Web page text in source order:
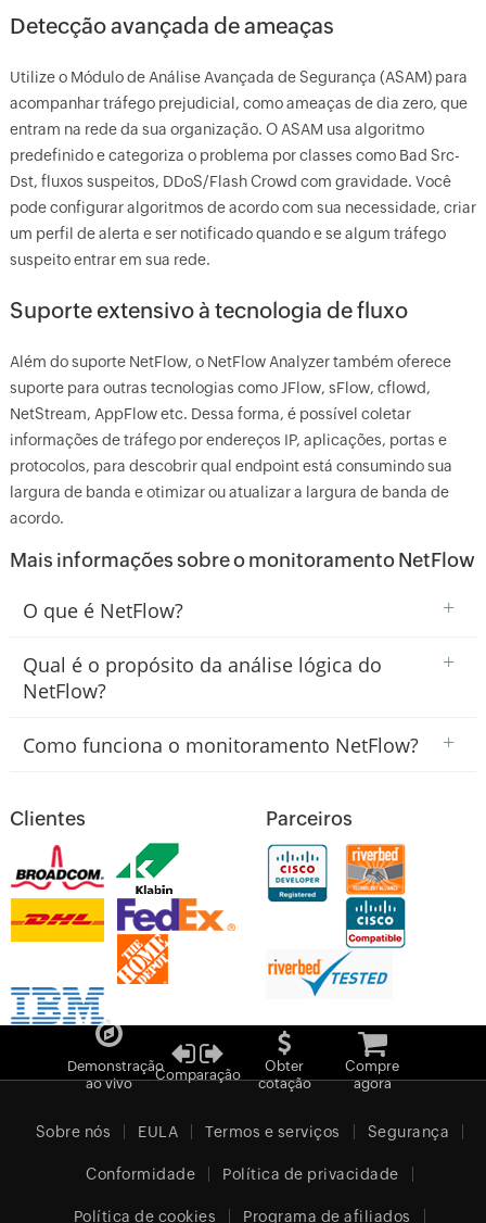
Detecção avançada de ameaças
Utilize o Módulo de Análise Avançada de Segurança (ASAM) para
acompanhar tráfego prejudicial, como ameaças de dia zero, que
entram na rede da sua organização. O ASAM usa algoritmo
predefinido e categoriza o problema por classes como Bad Src-
Dst, fluxos suspeitos, DDoS/Flash Crowd com gravidade. Você
pode configurar algoritmos de acordo com sua necessidade, criar
um perfil de alerta e ser notificado quando e se algum tráfego
suspeito entrar em sua rede.
Suporte extensivo à tecnologia de fluxo
Além do suporte NetFlow, o NetFlow Analyzer também oferece
suporte para outras tecnologias como JFlow, sFlow, cflowd,
NetStream, AppFlow etc. Dessa forma, é possível coletar
informações de tráfego por endereços IP, aplicações, portas e
protocolos, para descobrir qual endpoint está consumindo sua
largura de banda e otimizar ou atualizar a largura de banda de
acordo.
Mais informações sobre o monitoramento NetFlow
O que é NetFlow? +
Qual é o propósito da análise lógica do
NetFlow?
+
Como funciona o monitoramento NetFlow? +
Clientes Parceiros
Demonstração
ao vivo
Comparação
Obter
cotação
Compre
agora
Sobre nós EULA Termos e serviços Segurança
Conformidade Política de privacidade
Política de cookies Programa de afiliados